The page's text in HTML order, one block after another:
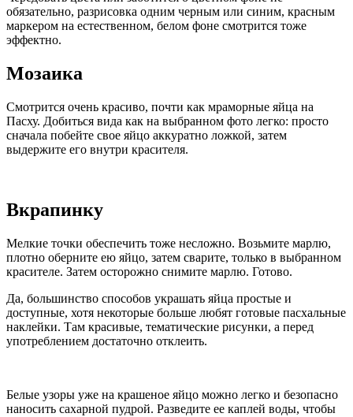
обязательно, разрисовка одним черным или синим, красным
маркером на естественном, белом фоне смотрится тоже
эффектно.
Мозаика
Смотрится очень красиво, почти как мраморные яйца на
Пасху. Добиться вида как на выбранном фото легко: просто
сначала побейте свое яйцо аккуратно ложкой, затем
выдержите его внутри красителя.
Вкрапинку
Мелкие точки обеспечить тоже несложно. Возьмите марлю,
плотно оберните ею яйцо, затем сварите, только в выбранном
красителе. Затем осторожно снимите марлю. Готово.
Да, большинство способов украшать яйца простые и
доступные, хотя некоторые больше любят готовые пасхальные
наклейки. Там красивые, тематические рисунки, а перед
употреблением достаточно отклеить.
Белые узоры уже на крашеное яйцо можно легко и безопасно
наносить сахарной пудрой. Разведите ее каплей воды, чтобы